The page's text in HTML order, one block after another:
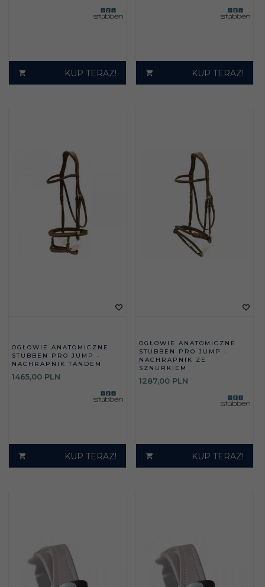
KUP TERAZ! KUP TERAZ!
OGŁOWIE ANATOMICZNE
STUBBEN PRO JUMP -
NACHRAPNIK TANDEM
1465,00 PLN
KUP TERAZ!
OGŁOWIE ANATOMICZNE
STUBBEN PRO JUMP -
NACHRAPNIK ZE
SZNURKIEM
1287,00 PLN
KUP TERAZ!